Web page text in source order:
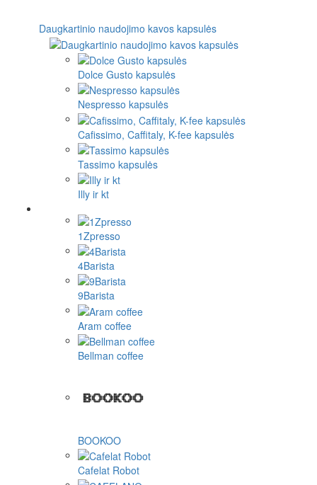
Daugkartinio naudojimo kavos kapsulės
Dolce Gusto kapsulės
Nespresso kapsulės
Cafissimo, Caffitaly, K-fee kapsulės
Tassimo kapsulės
Illy ir kt
1Zpresso
4Barista
9Barista
Aram coffee
Bellman coffee
BOOKOO
Cafelat Robot